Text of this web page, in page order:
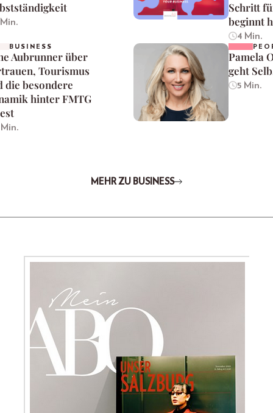
Schritt
beginnt
4 Min.
BUSINESS
Aubrunner über
Tourismus
die besondere
hinter FMTG
Pamela
geht
5 Min.
MEHR ZU BUSINESS